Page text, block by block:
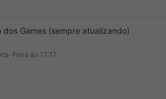
dos Games (sempre atualizando)
Feira às 17:17